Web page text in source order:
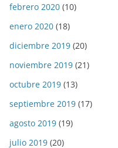
febrero 2020 (10)
enero 2020 (18)
diciembre 2019 (20)
noviembre 2019 (21)
octubre 2019 (13)
septiembre 2019 (17)
agosto 2019 (19)
julio 2019 (20)